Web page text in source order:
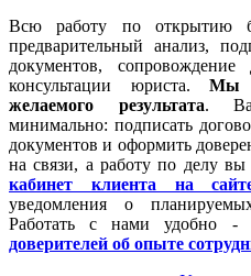
Всю работу по открытию
предварительный анализ,
документов,
консультации юриста.Мы
желаемого результата.
минимально: подписать
документов и оформить
на связи, а работу по делу вы
кабинет клиента на
уведомления о
Работать с нами удобно -
доверителей об опыте